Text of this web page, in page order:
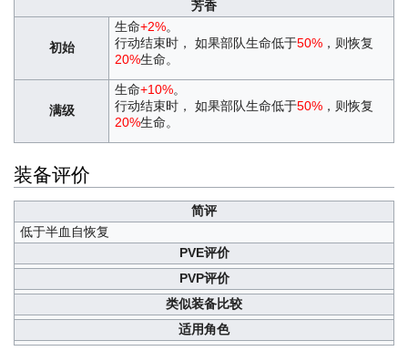
芳香
初始
生命+2%。
行动结束时， 如果部队生命低于50%，则恢复
20%生命。
满级
生命+10%。
行动结束时， 如果部队生命低于50%，则恢复
20%生命。
装备评价
简评
低于半血自恢复
PVE评价
PVP评价
类似装备比较
适用角色